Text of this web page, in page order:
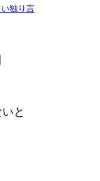
独り言
と